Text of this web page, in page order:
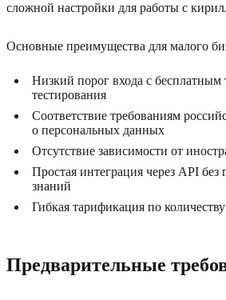
сложной настройки для работы с
Основные преимущества для малого
Низкий порог входа с бесплатным
тестирования
Соответствие требованиям
о персональных данных
Отсутствие зависимости от
Простая интеграция через API без
знаний
Гибкая тарификация по
Предварительные